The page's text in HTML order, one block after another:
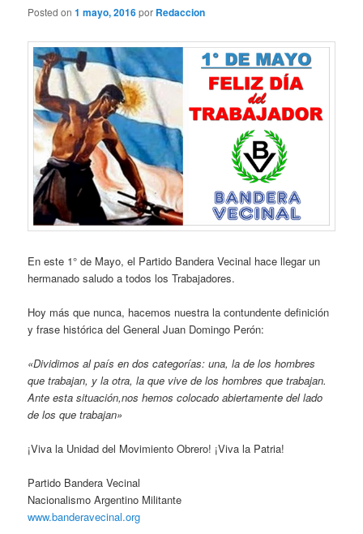
Posted on1 mayo, 2016por Redaccion
En este 1° de Mayo, el Partido Bandera Vecinal hace llegar un
hermanado saludo a todos los Trabajadores.
Hoy más que nunca, hacemos nuestra la contundente definición
y frase histórica del General Juan Domingo Perón:
«Dividimos al país en dos categorías: una, la de los hombres
que trabajan, y la otra, la que vive de los hombres que trabajan.
Ante esta situación,nos hemos colocado abiertamente del lado
de los que trabajan»
¡Viva la Unidad del Movimiento Obrero! ¡Viva la Patria!
Partido Bandera Vecinal
Nacionalismo Argentino Militante
www.banderavecinal.org